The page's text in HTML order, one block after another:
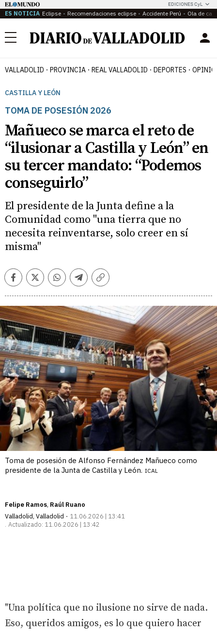
EDICIONES CyL
ES NOTICIA Eclipse Recomendaciones eclipse Accidente Perú Ola de
Menú
VALLADOLID PROVINCIA REAL VALLADOLID DEPORTES
CASTILLA Y LEÓN
TOMA DE POSESIÓN 2026
Mañueco se marca el reto de
“ilusionar a Castilla y León” en
su tercer mandato: “Podemos
conseguirlo”
El presidente de la Junta define a la
Comunidad como "una tierra que no
necesita reinventarse, solo creer en sí
misma"
FacebookTwitterWhatsappTelegramCopiar
Toma de posesión de Alfonso Fernández Mañueco como
presidente de la Junta de Castilla y León. ICAL
Felipe Ramos Raúl Ruano
Valladolid, Valladolid
11.06.2026 | 13:41
Actualizado: 11.06.2026 | 13:42
"Una política que no ilusione no sirve de nada.
Eso, queridos amigos, es lo que quiero hacer